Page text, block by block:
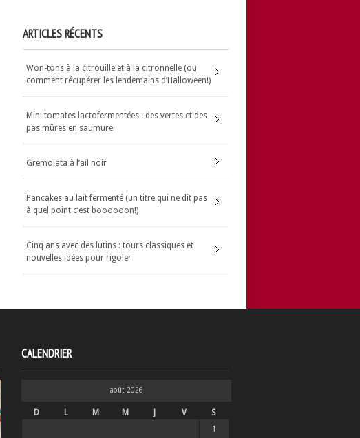
ARTICLES RÉCENTS
Won-tons à la citrouille et à la citronnelle (ou
comment récupérer les lendemains d’Halloween!)
Mini tomates lactofermentées : des vertes et des
pas mûres en saumure
Gremolata à l’ail noir
Pancakes au lait fermenté (un titre qui ne dit pas
à quel point c’est boooooon!)
Cinq ans avec des lutins : tours classiques et
nouvelles idées pour rigoler
CALENDRIER
août 2026
D L M M J V
S
1